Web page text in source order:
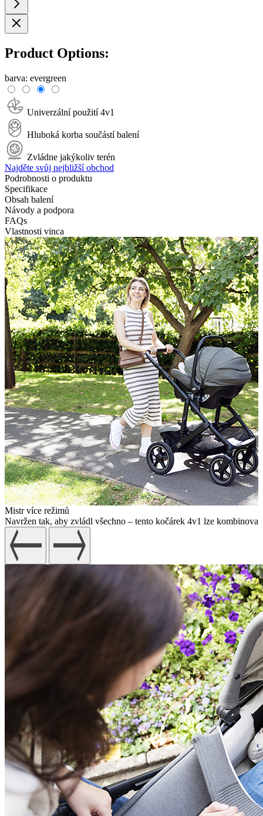
Product Options:
barva: evergreen
Univerzální použití 4v1
Hluboká korba součástí balení
Zvládne jakýkoliv terén
Najděte svůj nejbližší obchod
Podrobnosti o produktu
Specifikace
Obsah balení
Návody a podpora
FAQs
Vlastnosti vinca
Mistr více režimů
Navržen tak, aby zvládl všechno – tento kočárek 4v1 lze